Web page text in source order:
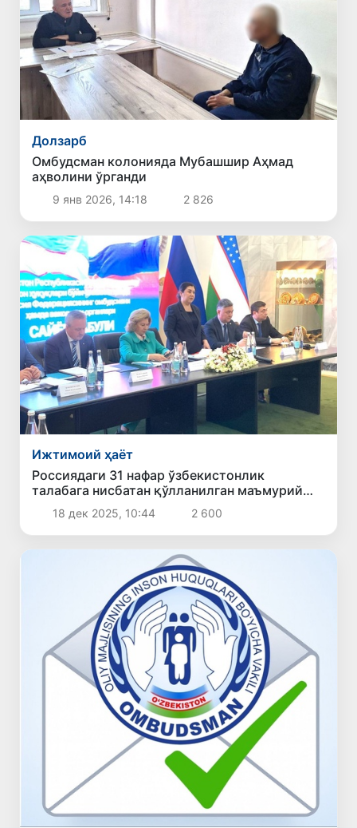
Долзарб
Омбудсман колонияда Мубашшир Аҳмад
аҳволини ўрганди
9 янв 2026, 14:18 2 826
Ижтимоий ҳаёт
Россиядаги 31 нафар ўзбекистонлик
талабага нисбатан қўлланилган маъмурий
жазо бекор қилинди
18 дек 2025, 10:44 2 600